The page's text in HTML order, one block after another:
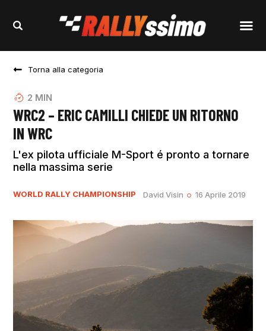
Torna alla categoria
2 MIN
WRC2 – ERIC CAMILLI CHIEDE UN RITORNO
IN WRC
L'ex pilota ufficiale M-Sport é pronto a tornare
nella massima serie
WORLD RALLY CHAMPIONSHIP David Visin 16 Aprile 2019